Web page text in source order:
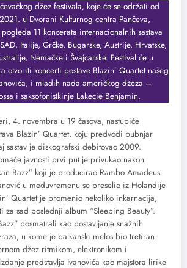
džez festivala, koje će se održati od
u Dvorani Kulturnog centra Pančeva,
11 koncerata internacionalnih sastava
Italije, Grčke, Bugarske, Austrije, Hrvatske,
Nemačke i Švajcarske. Festival će u
otvoriti koncerti postave Blazin’ Quartet našeg
i mladih nada američkog džeza –
i saksofonistkinje Lakecie Benjamin.
4. novembra u 19 časova, nastupiće
Blazin’ Quartet, koju predvodi bubnjar
sastav je diskografski debitovao 2009.
javnosti prvi put je privukao nakon
Bazz” koji je producirao Rambo Amadeus.
u međuvremenu se preselio iz Holandije
Quartet je promenio nekoliko inkarnacija,
za sad poslednji album “Sleeping Beauty”.
posmatrali kao postavljanje snažnih
u kome je balkanski melos bio tretiran
džez ritmikom, elektronikom i
predstavlja Ivanovića kao majstora lirike